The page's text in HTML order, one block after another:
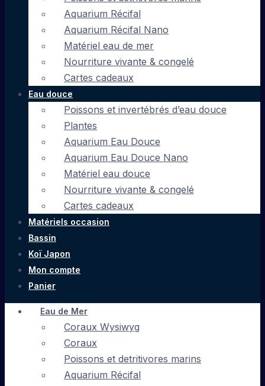
Aquarium Récifal
Aquarium Récifal Nano
Matériel eau de mer
Nourriture vivante & congelé
Cartes cadeaux
Eau douce
Poissons et invertébrés d’eau douce
Plantes
Aquarium Eau Douce
Aquarium Eau Douce Nano
Matériel eau douce
Nourriture vivante & congelé
Cartes cadeaux
Matériels occasion
Bassin
Koï Japon
Mon compte
Panier
Eau de Mer
Coraux Wysiwyg
Coraux
Poissons et detritivores marins
Aquarium Récifal